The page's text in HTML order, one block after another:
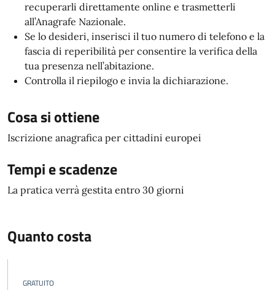
recuperarli direttamente online e trasmetterli
all’Anagrafe Nazionale.
Se lo desideri, inserisci il tuo numero di telefono e la
fascia di reperibilità per consentire la verifica della
tua presenza nell’abitazione.
Controlla il riepilogo e invia la dichiarazione.
Cosa si ottiene
Iscrizione anagrafica per cittadini europei
Tempi e scadenze
La pratica verrà gestita entro 30 giorni
Quanto costa
GRATUITO